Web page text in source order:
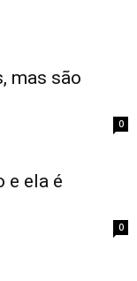
mas são
0
e ela é
0